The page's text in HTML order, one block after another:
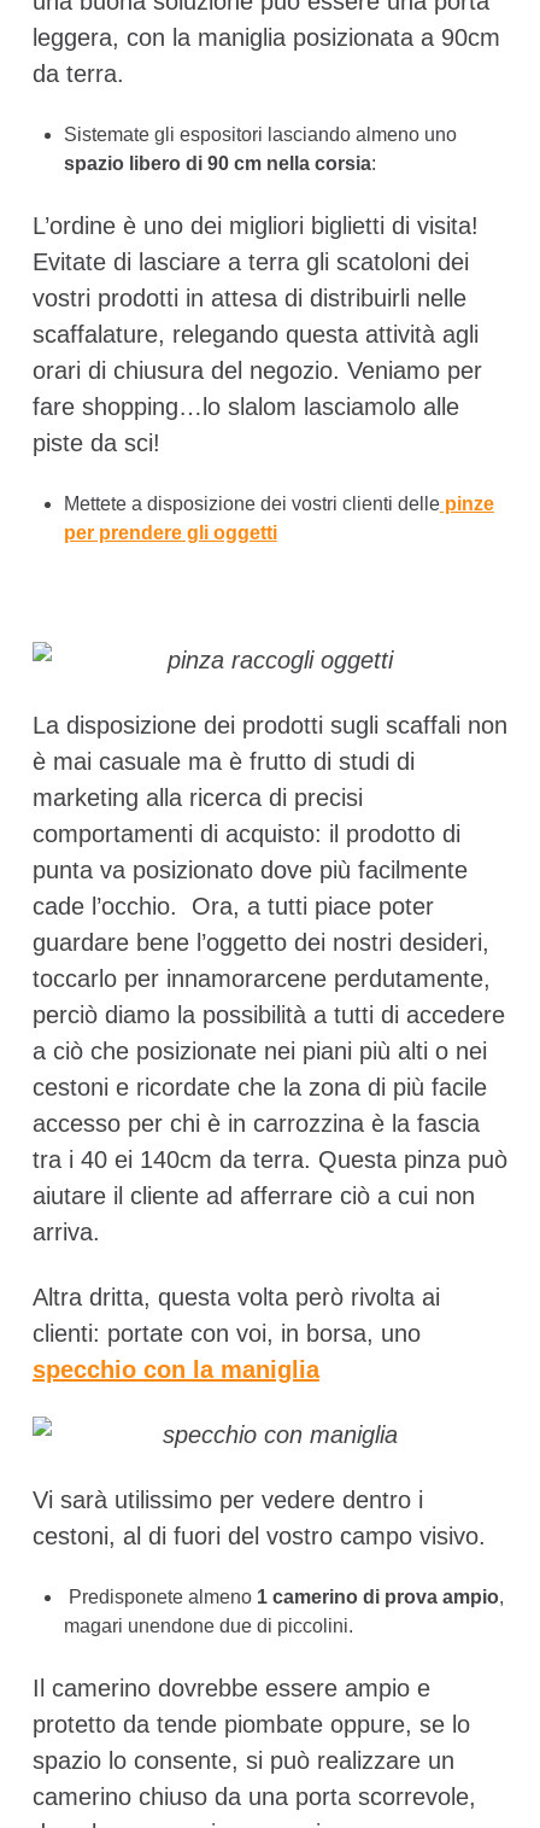
leggera, con la maniglia posizionata a 90cm
da terra.
Sistemate gli espositori lasciando almeno uno
spazio libero di 90 cm nella corsia:
L’ordine è uno dei migliori biglietti di visita!
Evitate di lasciare a terra gli scatoloni dei
vostri prodotti in attesa di distribuirli nelle
scaffalature, relegando questa attività agli
orari di chiusura del negozio. Veniamo per
fare shopping…lo slalom lasciamolo alle
piste da sci!
Mettete a disposizione dei vostri clienti dellepinze
per prendere gli oggetti
La disposizione dei prodotti sugli scaffali non
è mai casuale ma è frutto di studi di
marketing alla ricerca di precisi
comportamenti di acquisto: il prodotto di
punta va posizionato dove più facilmente
cade l’occhio. Ora, a tutti piace poter
guardare bene l’oggetto dei nostri desideri,
toccarlo per innamorarcene perdutamente,
perciò diamo la possibilità a tutti di accedere
a ciò che posizionate nei piani più alti o nei
cestoni e ricordate che la zona di più facile
accesso per chi è in carrozzina è la fascia
tra i 40 ei 140cm da terra. Questa pinza può
aiutare il cliente ad afferrare ciò a cui non
arriva.
Altra dritta, questa volta però rivolta ai
clienti: portate con voi, in borsa, uno
specchio con la maniglia
Vi sarà utilissimo per vedere dentro i
cestoni, al di fuori del vostro campo visivo.
Predisponete almeno 1 camerino di prova ampio,
magari unendone due di piccolini.
Il camerino dovrebbe essere ampio e
protetto da tende piombate oppure, se lo
spazio lo consente, si può realizzare un
camerino chiuso da una porta scorrevole,